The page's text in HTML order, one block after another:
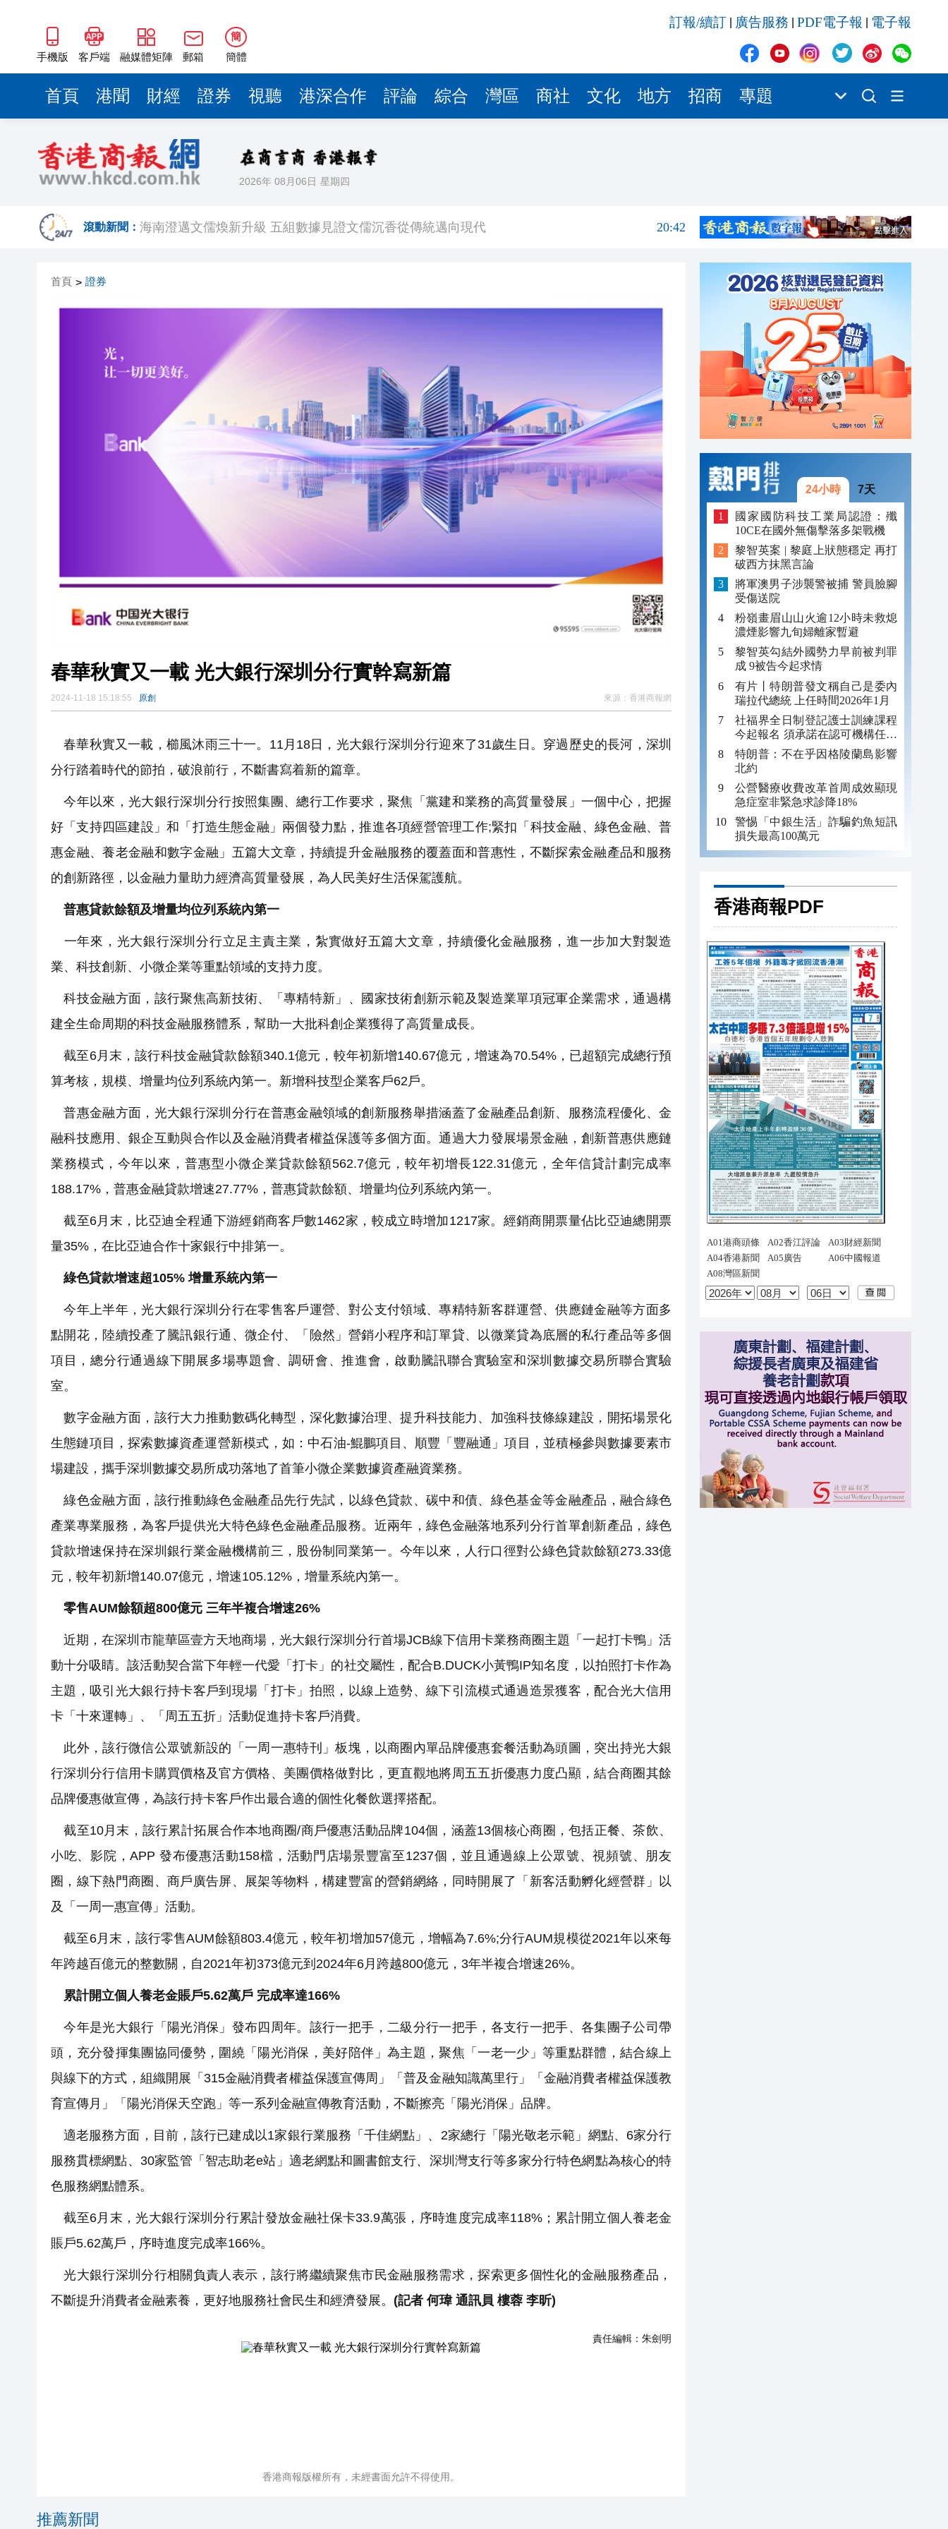
手機版 客戶端 融媒體矩陣 郵箱
簡
簡體
訂報/續訂 廣告服務 PDF電子報 電子報
首頁 港聞 財經 證券 視聽 港深合作 評論 綜合 灣區 商社 文化 地方 招商 專題
2026年 08月06日 星期四
滾動新聞：
2025年海南儋州以舊換新帶動消費約18億元
20:41
山東26戶省屬國企去年合計營收2.58萬億 利潤總額近936億
瀋陽鐵西校園閱讀活動解鎖閱讀新玩法
20:39
黎智英案｜吳良好：依法公正處理黎智英求情 罪證如山豈能妄想輕判
50餘位頂尖專家共話時代命題
梁振英率港區全國政協委員考察團來瓊考察
20:42
瀋陽鐵西校園閱讀活動解鎖閱讀新玩法
20:39
閩粵贛三地漢樂藝術家齊聚深圳，共奏客家文化傳承新篇章
黎智英案｜吳良好：依法公正處理黎智英求情 罪證如山豈能妄想輕判
50餘位頂尖專家共話時代命題
20:55
海南澄邁文儒煥新升級 五組數據見證文儒沉香從傳統邁向現代
20:42
梁振英率港區全國政協委員考察團來瓊考察
20:42
2025年海南儋州以舊換新帶動消費約18億元
20:41
山東26戶省屬國企去年合計營收2.58萬億 利潤總額近936億
20:40
瀋陽鐵西校園閱讀活動解鎖閱讀新玩法
閩粵贛三地漢樂藝術家齊聚深圳，共奏客家文化傳承新篇章
20:34
首頁 > 證券
春華秋實又一載 光大銀行深圳分行實幹寫新篇
2024-11-18 15:18:55 原創 來源： 香港商報網
春華秋實又一載，櫛風沐雨三十一。11月18日，光大銀行深圳分行迎來了31歲生日。穿過歷史的長河，深圳
分行踏着時代的節拍，破浪前行，不斷書寫着新的篇章。
今年以來，光大銀行深圳分行按照集團、總行工作要求，聚焦「黨建和業務的高質量發展」一個中心，把握
好「支持四區建設」和「打造生態金融」兩個發力點，推進各項經營管理工作;緊扣「科技金融、綠色金融、普
惠金融、養老金融和數字金融」五篇大文章，持續提升金融服務的覆蓋面和普惠性，不斷探索金融產品和服務
的創新路徑，以金融力量助力經濟高質量發展，為人民美好生活保駕護航。
普惠貸款餘額及增量均位列系統內第一
一年來，光大銀行深圳分行立足主責主業，紮實做好五篇大文章，持續優化金融服務，進一步加大對製造
業、科技創新、小微企業等重點領域的支持力度。
科技金融方面，該行聚焦高新技術、「專精特新」、國家技術創新示範及製造業單項冠軍企業需求，通過構
建全生命周期的科技金融服務體系，幫助一大批科創企業獲得了高質量成長。
截至6月末，該行科技金融貸款餘額340.1億元，較年初新增140.67億元，增速為70.54%，已超額完成總行預
算考核，規模、增量均位列系統內第一。新增科技型企業客戶62戶。
普惠金融方面，光大銀行深圳分行在普惠金融領域的創新服務舉措涵蓋了金融產品創新、服務流程優化、金
融科技應用、銀企互動與合作以及金融消費者權益保護等多個方面。通過大力發展場景金融，創新普惠供應鏈
業務模式，今年以來，普惠型小微企業貸款餘額562.7億元，較年初增長122.31億元，全年信貸計劃完成率
188.17%，普惠金融貸款增速27.77%，普惠貸款餘額、增量均位列系統內第一。
截至6月末，比亞迪全程通下游經銷商客戶數1462家，較成立時增加1217家。經銷商開票量佔比亞迪總開票
量35%，在比亞迪合作十家銀行中排第一。
綠色貸款增速超105% 增量系統內第一
今年上半年，光大銀行深圳分行在零售客戶運營、對公支付領域、專精特新客群運營、供應鏈金融等方面多
點開花，陸續投產了騰訊銀行通、微企付、「險然」營銷小程序和訂單貸、以微業貸為底層的私行產品等多個
項目，總分行通過線下開展多場專題會、調研會、推進會，啟動騰訊聯合實驗室和深圳數據交易所聯合實驗
室。
數字金融方面，該行大力推動數碼化轉型，深化數據治理、提升科技能力、加強科技條線建設，開拓場景化
生態鏈項目，探索數據資產運營新模式，如：中石油-鯤鵬項目、順豐「豐融通」項目，並積極參與數據要素市
場建設，攜手深圳數據交易所成功落地了首筆小微企業數據資產融資業務。
綠色金融方面，該行推動綠色金融產品先行先試，以綠色貸款、碳中和債、綠色基金等金融產品，融合綠色
產業專業服務，為客戶提供光大特色綠色金融產品服務。近兩年，綠色金融落地系列分行首單創新產品，綠色
貸款增速保持在深圳銀行業金融機構前三，股份制同業第一。今年以來，人行口徑對公綠色貸款餘額273.33億
元，較年初新增140.07億元，增速105.12%，增量系統內第一。
零售AUM餘額超800億元 三年半複合增速26%
近期，在深圳市龍華區壹方天地商場，光大銀行深圳分行首場JCB線下信用卡業務商圈主題「一起打卡鴨」活
動十分吸睛。該活動契合當下年輕一代愛「打卡」的社交屬性，配合B.DUCK小黃鴨IP知名度，以拍照打卡作為
主題，吸引光大銀行持卡客戶到現場「打卡」拍照，以線上造勢、線下引流模式通過造景獲客，配合光大信用
卡「十來運轉」、「周五五折」活動促進持卡客戶消費。
此外，該行微信公眾號新設的「一周一惠特刊」板塊，以商圈內單品牌優惠套餐活動為頭圖，突出持光大銀
行深圳分行信用卡購買價格及官方價格、美團價格做對比，更直觀地將周五五折優惠力度凸顯，結合商圈其餘
品牌優惠做宣傳，為該行持卡客戶作出最合適的個性化餐飲選擇搭配。
截至10月末，該行累計拓展合作本地商圈/商戶優惠活動品牌104個，涵蓋13個核心商圈，包括正餐、茶飲、
小吃、影院，APP 發布優惠活動158檔，活動門店場景豐富至1237個，並且通過線上公眾號、視頻號、朋友
圈，線下熱門商圈、商戶廣告屏、展架等物料，構建豐富的營銷網絡，同時開展了「新客活動孵化經營群」以
及「一周一惠宣傳」活動。
截至6月末，該行零售AUM餘額803.4億元，較年初增加57億元，增幅為7.6%;分行AUM規模從2021年以來每
年跨越百億元的整數關，自2021年初373億元到2024年6月跨越800億元，3年半複合增速26%。
累計開立個人養老金賬戶5.62萬戶 完成率達166%
今年是光大銀行「陽光消保」發布四周年。該行一把手，二級分行一把手，各支行一把手、各集團子公司帶
頭，充分發揮集團協同優勢，圍繞「陽光消保，美好陪伴」為主題，聚焦「一老一少」等重點群體，結合線上
與線下的方式，組織開展「315金融消費者權益保護宣傳周」「普及金融知識萬里行」「金融消費者權益保護教
育宣傳月」「陽光消保天空跑」等一系列金融宣傳教育活動，不斷擦亮「陽光消保」品牌。
適老服務方面，目前，該行已建成以1家銀行業服務「千佳網點」、2家總行「陽光敬老示範」網點、6家分行
服務貫標網點、30家監管「智志助老e站」適老網點和圖書館支行、深圳灣支行等多家分行特色網點為核心的特
色服務網點體系。
截至6月末，光大銀行深圳分行累計發放金融社保卡33.9萬張，序時進度完成率118%；累計開立個人養老金
賬戶5.62萬戶，序時進度完成率166%。
光大銀行深圳分行相關負責人表示，該行將繼續聚焦市民金融服務需求，探索更多個性化的金融服務產品，
不斷提升消費者金融素養，更好地服務社會民生和經濟發展。 (記者 何瑋 通訊員 樓蓉 李昕)
責任編輯： 朱劍明
香港商報版權所有，未經書面允許不得使用。
推薦新聞
24小時 7天
國家國防科技工業局認證：殲
10CE在國外無傷擊落多架戰機
黎智英案 | 黎庭上狀態穩定 再打
破西方抹黑言論
將軍澳男子涉襲警被捕 警員臉腳
受傷送院
粉嶺畫眉山山火逾12小時未救熄
濃煙影響九旬婦離家暫避
黎智英勾結外國勢力早前被判罪
成 9被告今起求情
有片丨特朗普發文稱自己是委內
瑞拉代總統 上任時間2026年1月
社福界全日制登記護士訓練課程
今起報名 須承諾在認可機構任職
至少三年
特朗普：不在乎因格陵蘭島影響
北約
公營醫療收費改革首周成效顯現
急症室非緊急求診降18%
警惕「中銀生活」詐騙釣魚短訊
損失最高100萬元
香港商報PDF